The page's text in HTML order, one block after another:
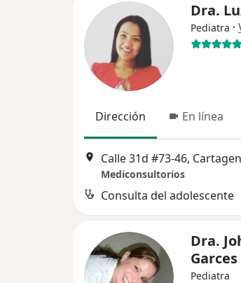
Dra.
Pediatra ·
Dirección En línea
Calle 31d #73-46,
Mediconsultorios
Consulta del adolescente
Dra.
Garces
Pediatra